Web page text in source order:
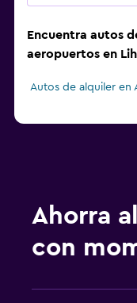
Encuentra autos
aeropuertos en
Autos de alquiler en
Ahorra
con